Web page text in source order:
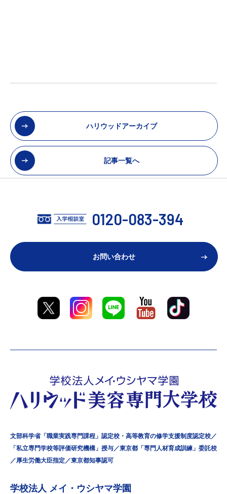
ハリウッドアーカイブ
記事一覧へ
文部科学省「職業実践専門課程」認定校・高等教育の修学支援制度認定校／
「私立専門学校等評価研究機構」授与／東京都「専門人材育成訓練」委託校
／厚生労働大臣指定／東京都知事認可
学校法⼈ メイ・ウシヤマ学園
0120-083-394
お問い合わせ